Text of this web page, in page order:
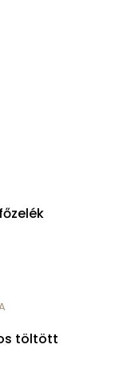
töltött